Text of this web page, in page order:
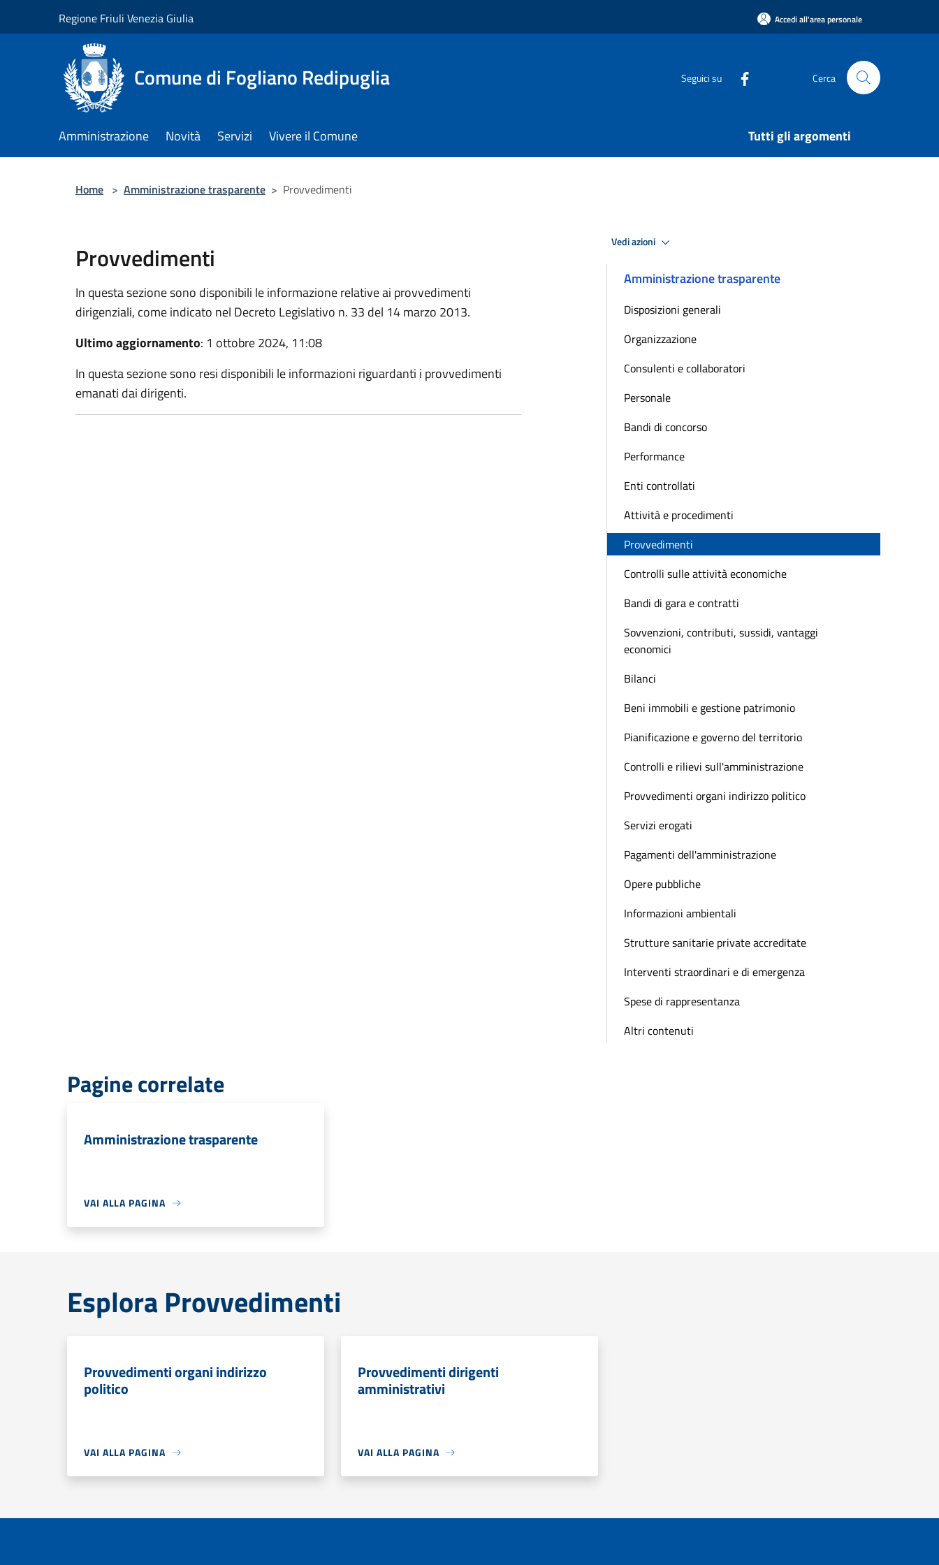
Regione Friuli Venezia Giulia Accedi all'area personale
Comune di Fogliano Redipuglia Seguici su Cerca
Amministrazione Novità Servizi Vivere il Comune Tutti gli argomenti
Home > Amministrazione trasparente > Provvedimenti
Provvedimenti
In questa sezione sono disponibili le informazione relative ai provvedimenti
dirigenziali, come indicato nel Decreto Legislativo n. 33 del 14 marzo 2013.
Ultimo aggiornamento: 1 ottobre 2024, 11:08
In questa sezione sono resi disponibili le informazioni riguardanti i provvedimenti
emanati dai dirigenti.
Vedi azioni
Amministrazione trasparente
Disposizioni generali
Organizzazione
Consulenti e collaboratori
Personale
Bandi di concorso
Performance
Enti controllati
Attività e procedimenti
Provvedimenti
Controlli sulle attività economiche
Bandi di gara e contratti
Sovvenzioni, contributi, sussidi, vantaggi
economici
Bilanci
Beni immobili e gestione patrimonio
Pianificazione e governo del territorio
Controlli e rilievi sull'amministrazione
Provvedimenti organi indirizzo politico
Servizi erogati
Pagamenti dell'amministrazione
Opere pubbliche
Informazioni ambientali
Strutture sanitarie private accreditate
Interventi straordinari e di emergenza
Spese di rappresentanza
Altri contenuti
Pagine correlate
Amministrazione trasparente
VAI ALLA PAGINA
Esplora Provvedimenti
Provvedimenti organi indirizzo
politico
VAI ALLA PAGINA
Provvedimenti dirigenti
amministrativi
VAI ALLA PAGINA